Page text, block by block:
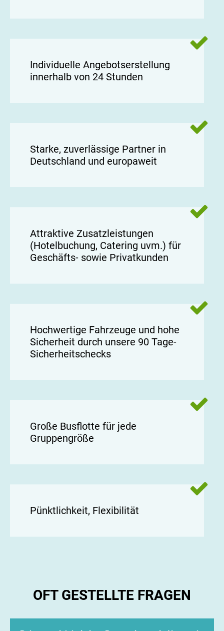
Individuelle Angebotserstellung
innerhalb von 24 Stunden
Starke, zuverlässige Partner in
Deutschland und europaweit
Attraktive Zusatzleistungen
(Hotelbuchung, Catering uvm.) für
Geschäfts- sowie Privatkunden
Hochwertige Fahrzeuge und hohe
Sicherheit durch unsere 90 Tage-
Sicherheitschecks
Große Busflotte für jede
Gruppengröße
Pünktlichkeit, Flexibilität
OFT GESTELLTE FRAGEN